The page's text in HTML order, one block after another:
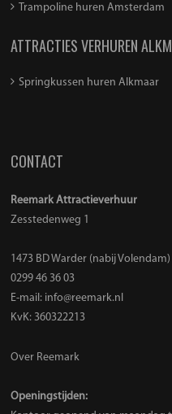
Trampoline huren Amsterdam
ATTRACTIES VERHUREN
Springkussen huren Alkmaar
CONTACT
Reemark Attractieverhuur
Zesstedenweg 1
1473 BD Warder (nabij Volendam)
0299 46 36 03
E-mail: info@reemark.nl
KvK: 360322213
Over Reemark
Openingstijden: